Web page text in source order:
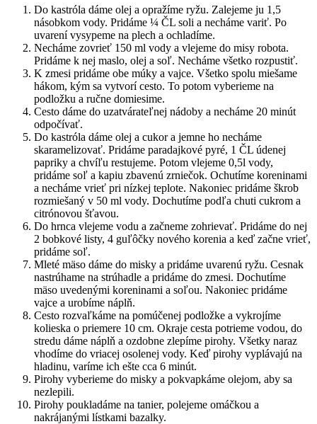
Do kastróla dáme olej a opražíme ryžu. Zalejeme ju 1,5
násobkom vody. Pridáme ¼ ČL soli a necháme variť. Po
uvarení vysypeme na plech a ochladíme.
Necháme zovrieť 150 ml vody a vlejeme do misy robota.
Pridáme k nej maslo, olej a soľ. Necháme všetko rozpustiť.
K zmesi pridáme obe múky a vajce. Všetko spolu miešame
hákom, kým sa vytvorí cesto. To potom vyberieme na
podložku a ručne domiesime.
Cesto dáme do uzatvárateľnej nádoby a necháme 20 minút
odpočívať.
Do kastróla dáme olej a cukor a jemne ho necháme
skaramelizovať. Pridáme paradajkové pyré, 1 ČL údenej
papriky a chvíľu restujeme. Potom vlejeme 0,5l vody,
pridáme soľ a kapiu zbavenú zrniečok. Ochutíme koreninami
a necháme vrieť pri nízkej teplote. Nakoniec pridáme škrob
rozmiešaný v 50 ml vody. Dochutíme podľa chuti cukrom a
citrónovou šťavou.
Do hrnca vlejeme vodu a začneme zohrievať. Pridáme do nej
2 bobkové listy, 4 guľôčky nového korenia a keď začne vrieť,
pridáme soľ.
Mleté mäso dáme do misky a pridáme uvarenú ryžu. Cesnak
nastrúhame na strúhadle a pridáme do zmesi. Dochutíme
mäso uvedenými koreninami a soľou. Nakoniec pridáme
vajce a urobíme náplň.
Cesto rozvaľkáme na pomúčenej podložke a vykrojíme
kolieska o priemere 10 cm. Okraje cesta potrieme vodou, do
stredu dáme náplň a ozdobne zlepíme pirohy. Všetky naraz
vhodíme do vriacej osolenej vody. Keď pirohy vyplávajú na
hladinu, varíme ich ešte cca 6 minút.
Pirohy vyberieme do misky a pokvapkáme olejom, aby sa
nezlepili.
Pirohy poukladáme na tanier, polejeme omáčkou a
nakrájanými lístkami bazalky.